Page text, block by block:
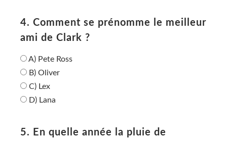
4. Comment se prénomme le meilleur
ami de Clark ?
A) Pete Ross
B) Oliver
C) Lex
D) Lana
5. En quelle année la pluie de